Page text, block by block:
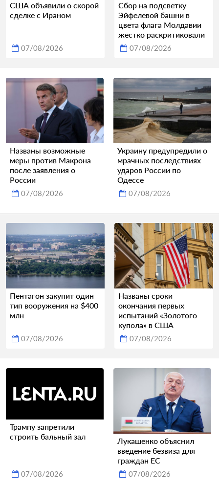
США объявили о скорой
сделке с Ираном
07/08/2026
Сбор на подсветку
Эйфелевой башни в
цвета флага Молдавии
жестко раскритиковали
07/08/2026
Названы возможные
меры против Макрона
после заявления о
России
07/08/2026
Украину предупредили о
мрачных последствиях
ударов России по
Одессе
07/08/2026
Пентагон закупит один
тип вооружения на $400
млн
07/08/2026
Названы сроки
окончания первых
испытаний «Золотого
купола» в США
07/08/2026
Трампу запретили
строить бальный зал
07/08/2026
Лукашенко объяснил
введение безвиза для
граждан ЕС
07/08/2026